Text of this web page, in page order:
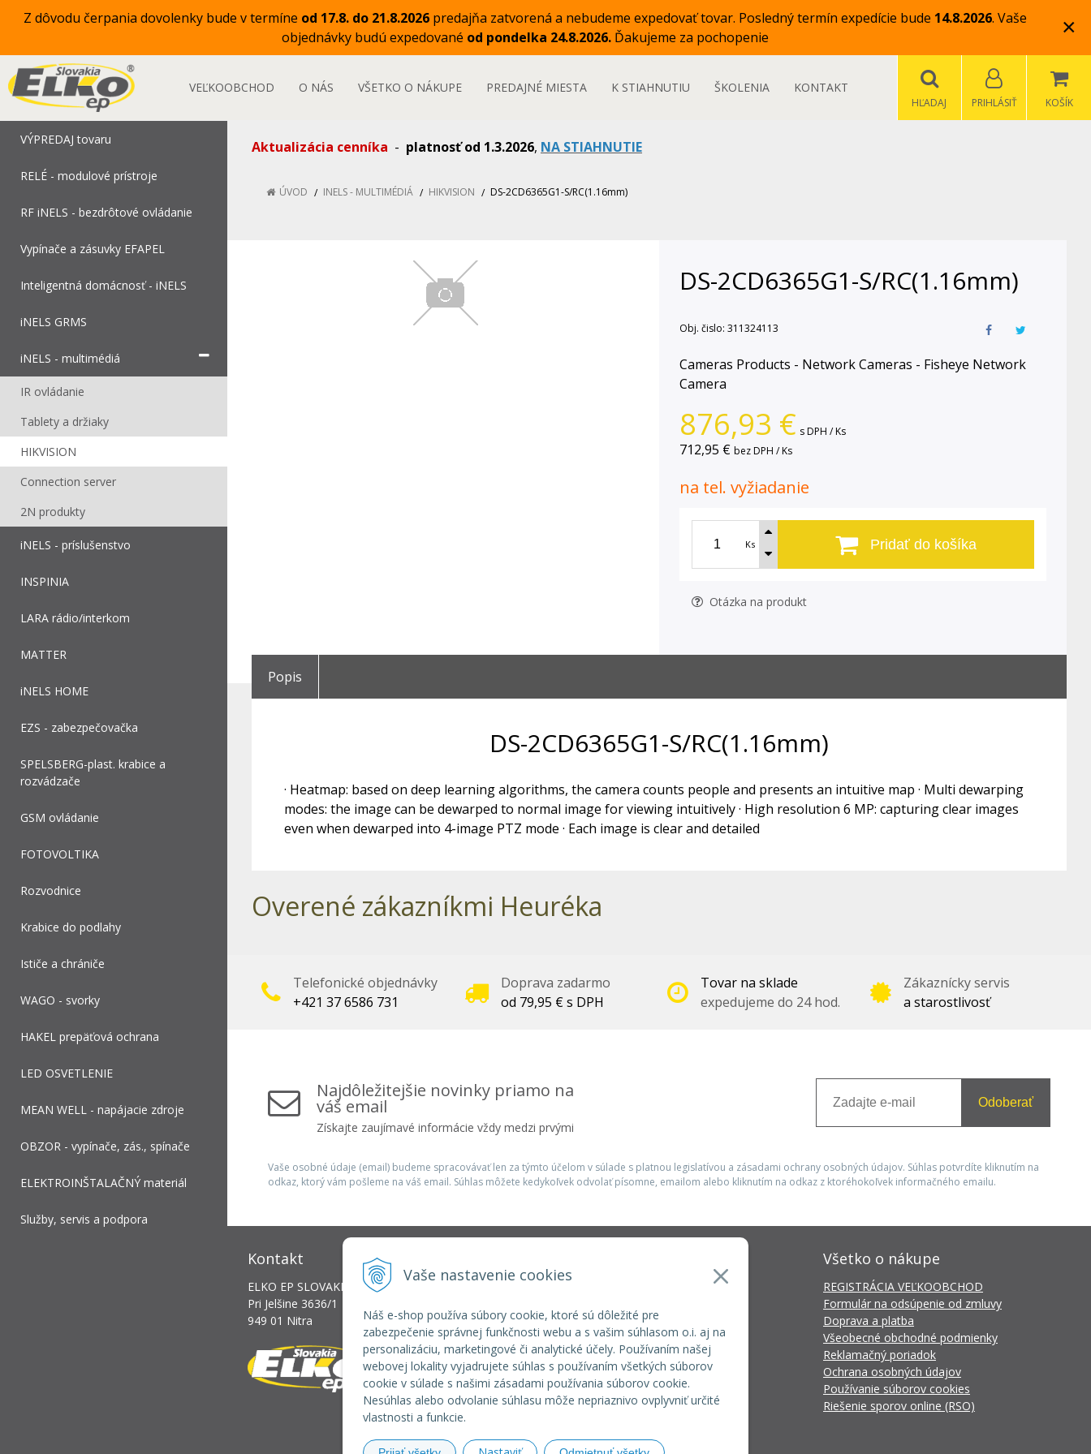
Vaše nastavenie cookies
Náš e-shop používa súbory cookie, ktoré sú dôležité pre
zabezpečenie správnej funkčnosti webu a s vašim súhlasom o.i. aj na
personalizáciu, marketingové či analytické účely. Používaním našej
webovej lokality vyjadrujete súhlas s používaním všetkých súborov
cookie v súlade s našimi zásadami používania súborov cookie.
Nesúhlas alebo odvolanie súhlasu môže nepriaznivo ovplyvniť určité
vlastnosti a funkcie.
Z dôvodu čerpania dovolenky bude v termíne od 17.8. do 21.8.2026 predajňa zatvorená a nebudeme expedovať tovar. Posledný termín expedície bude 14.8.2026. Vaše
objednávky budú expedované od pondelka 24.8.2026. Ďakujeme za pochopenie ×
VEĽKOOBCHOD O NÁS VŠETKO O NÁKUPE PREDAJNÉ MIESTA K STIAHNUTIU ŠKOLENIA KONTAKT
KOŠÍK
PRIHLÁSIŤ
HĽADAJ
VÝPREDAJ tovaru
RELÉ - modulové prístroje
RF iNELS - bezdrôtové ovládanie
Vypínače a zásuvky EFAPEL
Inteligentná domácnosť - iNELS
iNELS GRMS
iNELS - multimédiá
IR ovládanie
Tablety a držiaky
HIKVISION
Connection server
2N produkty
iNELS - príslušenstvo
INSPINIA
LARA rádio/interkom
MATTER
iNELS HOME
EZS - zabezpečovačka
SPELSBERG-plast. krabice a
rozvádzače
GSM ovládanie
FOTOVOLTIKA
Rozvodnice
Krabice do podlahy
Ističe a chrániče
WAGO - svorky
HAKEL prepäťová ochrana
LED OSVETLENIE
MEAN WELL - napájacie zdroje
OBZOR - vypínače, zás., spínače
ELEKTROINŠTALAČNÝ materiál
Služby, servis a podpora
Aktualizácia cenníka - platnosť od 1.3.2026, NA STIAHNUTIE
ÚVOD INELS - MULTIMÉDIÁ HIKVISION DS-2CD6365G1-S/RC(1.16mm)
DS-2CD6365G1-S/RC(1.16mm)
Obj. čislo: 311324113
Cameras Products - Network Cameras - Fisheye Network
Camera
876,93 € s DPH / Ks
712,95 € bez DPH / Ks
na tel. vyžiadanie
Ks Pridať do košíka
Otázka na produkt
Popis
DS-2CD6365G1-S/RC(1.16mm)
· Heatmap: based on deep learning algorithms, the camera counts people and presents an intuitive map · Multi dewarping
modes: the image can be dewarped to normal image for viewing intuitively · High resolution 6 MP: capturing clear images
even when dewarped into 4-image PTZ mode · Each image is clear and detailed
Overené zákazníkmi Heuréka
Telefonické objednávky
+421 37 6586 731
Doprava zadarmo
od 79,95 € s DPH
Tovar na sklade
expedujeme do 24 hod.
Zákaznícky servis
a starostlivosť
Najdôležitejšie novinky priamo na
váš email
Získajte zaujímavé informácie vždy medzi prvými
Odoberať
Vaše osobné údaje (email) budeme spracovávať len za týmto účelom v súlade s platnou legislatívou a zásadami ochrany osobných údajov. Súhlas potvrdíte kliknutím na
odkaz, ktorý vám pošleme na váš email. Súhlas môžete kedykoľvek odvolať písomne, emailom alebo kliknutím na odkaz z ktoréhokoľvek informačného emailu.
Kontakt
ELKO EP SLOVAKIA, s.r.o.
Pri Jelšine 3636/1
949 01 Nitra
+421 37 6586 731
+421 907 982 328
Všetko o nákupe
REGISTRÁCIA VEĽKOOBCHOD
Formulár na odsúpenie od zmluvy
Doprava a platba
Všeobecné obchodné podmienky
Reklamačný poriadok
Ochrana osobných údajov
Používanie súborov cookies
Riešenie sporov online (RSO)